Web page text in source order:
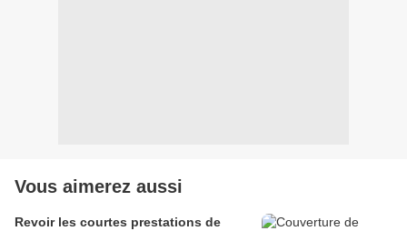
Vous aimerez aussi
Revoir les courtes prestations de